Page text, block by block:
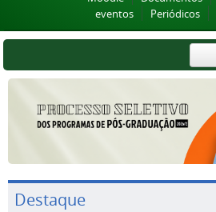
eventos
Periódicos
Destaque